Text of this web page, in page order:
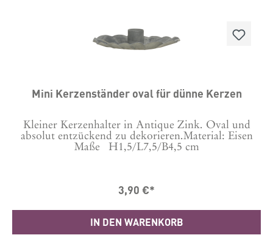
Mini Kerzenständer oval für dünne Kerzen
Kleiner Kerzenhalter in Antique Zink. Oval und
absolut entzückend zu dekorieren.Material: Eisen
Maße H1,5/L7,5/B4,5 cm
3,90 €*
IN DEN WARENKORB